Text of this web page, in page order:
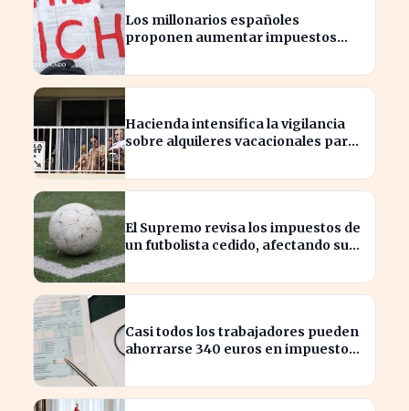
Los millonarios españoles
proponen aumentar impuestos
económica
Hacienda intensifica la vigilancia
sobre alquileres vacacionales para
El Supremo revisa los impuestos de
un futbolista cedido, afectando su
Casi todos los trabajadores pueden
ahorrarse 340 euros en impuestos,